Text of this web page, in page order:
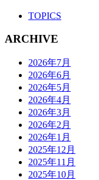
TOPICS
ARCHIVE
2026年7月
2026年6月
2026年5月
2026年4月
2026年3月
2026年2月
2026年1月
2025年12月
2025年11月
2025年10月